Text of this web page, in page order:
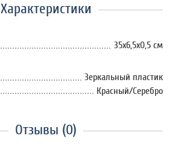
Характеристики
35х6,5х0,5 см
Зеркальный пластик
Красный/Серебро
Отзывы (0)